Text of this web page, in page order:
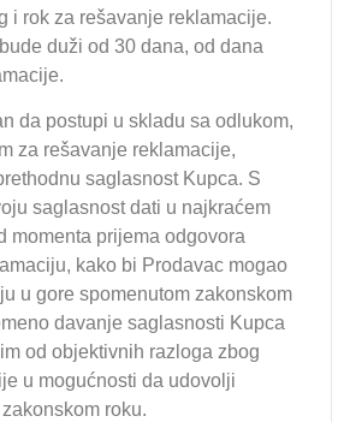
i rok za rešavanje reklamacije.
duži od 30 dana, od dana
da postupi u skladu sa odlukom,
za rešavanje reklamacije,
saglasnost Kupca. S
saglasnost dati u najkraćem
momenta prijema odgovora
kako bi Prodavac mogao
u gore spomenutom zakonskom
davanje saglasnosti Kupca
od objektivnih razloga zbog
u mogućnosti da udovolji
roku.